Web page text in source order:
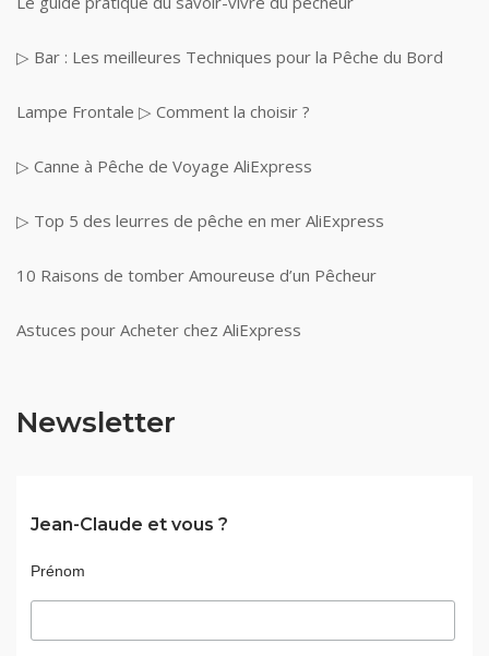
▷ Bar : Les meilleures Techniques pour la Pêche du Bord
Lampe Frontale ▷ Comment la choisir ?
▷ Canne à Pêche de Voyage AliExpress
▷ Top 5 des leurres de pêche en mer AliExpress
10 Raisons de tomber Amoureuse d’un Pêcheur
Astuces pour Acheter chez AliExpress
Newsletter
Jean-Claude et vous ?
Prénom